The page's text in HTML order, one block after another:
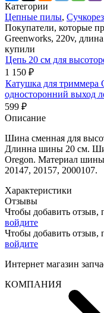
Категории
Цепные пилы,
Покупатели, которые
Greenworks, 220v,
купили
Цепь 20 см для
1 150 ₽
Катушка для триммера
односторонний выход
599 ₽
Описание
Шина сменная для
Длинна шины 20 см.
Oregon. Материал
20147, 20157, 2000107.
Характеристики
Отзывы
Чтобы добавить отзыв,
войдите
Чтобы добавить отзыв,
войдите
Интернет магазин
КОМПАНИЯ